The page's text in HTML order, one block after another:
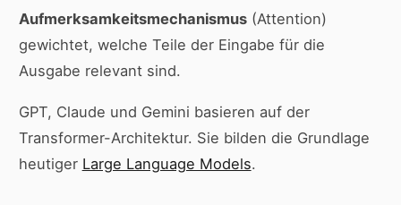
Aufmerksamkeitsmechanismus(Attention)
gewichtet, welche Teile der Eingabe für die
Ausgabe relevant sind.
GPT, Claude und Gemini basieren auf der
Transformer-Architektur. Sie bilden die Grundlage
heutiger Large Language Models.